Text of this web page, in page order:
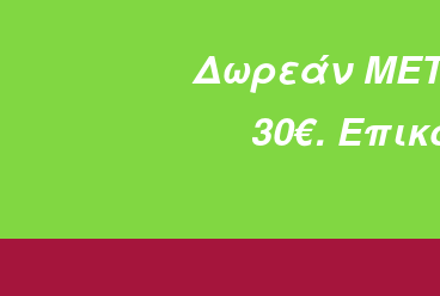
Δωρεάν
30€.